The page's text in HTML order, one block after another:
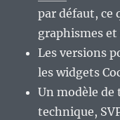
par défaut, ce
graphismes
Les versions
les widgets
Un modèle
technique,